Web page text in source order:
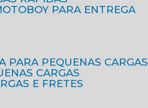
MOTOBOY PARA ENTREGA
PARA PEQUENAS CARGAS
CARGAS
E FRETES